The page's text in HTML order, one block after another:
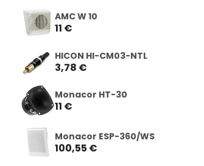
AMC W 10
11 €
HICON HI-CM03-NTL
3,78 €
Monacor HT-30
11 €
Monacor ESP-360/WS
100,55 €